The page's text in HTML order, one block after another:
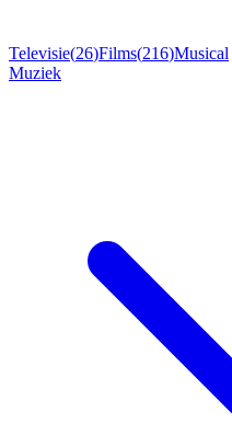
Televisie(26)Films(216)Musical
Muziek